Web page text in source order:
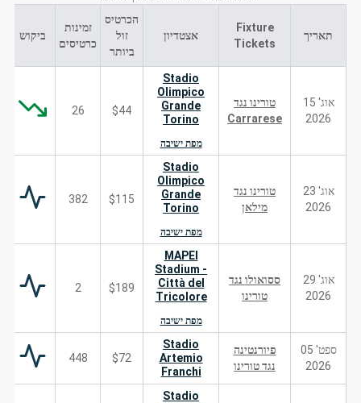
תאריך
Fixture
Tickets
אצטדיון
הכרטיס
זול
ביותר
זמינות
כרטיסים
ביקוש
אוג' 15
2026
טורינו נגד
Carrarese
Stadio
Olimpico
Grande
Torino
מפת ישיבה
$44
26
אוג' 23
2026
טורינו נגד
מילאן
Stadio
Olimpico
Grande
Torino
מפת ישיבה
$115
382
אוג' 29
2026
ססואולו נגד
טורינו
MAPEI
Stadium -
Città del
Tricolore
מפת ישיבה
$189
2
ספט' 05
2026
פיורנטינה
נגד טורינו
Stadio
Artemio
Franchi
$72
448
Stadio